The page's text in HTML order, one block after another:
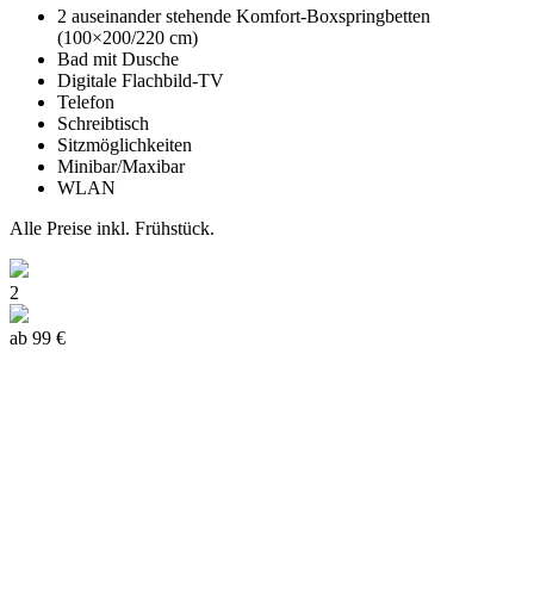
2 auseinander stehende Komfort-Boxspringbetten
(100×200/220 cm)
Bad mit Dusche
Digitale Flachbild-TV
Telefon
Schreibtisch
Sitzmöglichkeiten
Minibar/Maxibar
WLAN
Alle Preise inkl. Frühstück.
2
ab 99 €